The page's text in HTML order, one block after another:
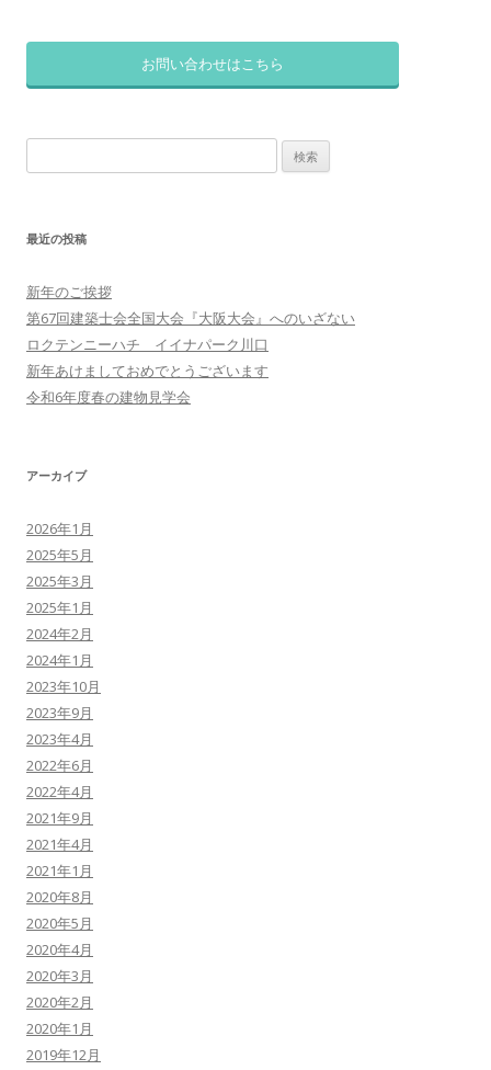
お問い合わせはこちら
索:
最近の投稿
新年のご挨拶
第67回建築士会全国大会『大阪大会』へのいざない
ロクテンニーハチ イイナパーク川口
新年あけましておめでとうございます
令和6年度春の建物見学会
アーカイブ
2026年1月
2025年5月
2025年3月
2025年1月
2024年2月
2024年1月
2023年10月
2023年9月
2023年4月
2022年6月
2022年4月
2021年9月
2021年4月
2021年1月
2020年8月
2020年5月
2020年4月
2020年3月
2020年2月
2020年1月
2019年12月